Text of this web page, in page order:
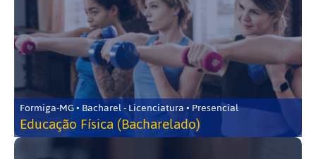
Formiga-MG • Bacharel - Licenciatura • Presencial
Educação Física (Bacharelado)